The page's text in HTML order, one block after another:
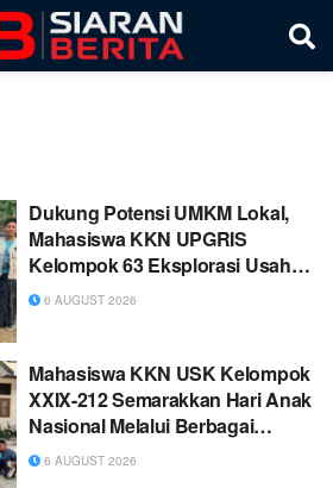
Dukung Potensi UMKM Lokal,
Mahasiswa KKN UPGRIS
Kelompok 63 Eksplorasi Usaha
Keripik Tempe Sagu “Padang
6 AUGUST 2026
Mahasiswa KKN USK Kelompok
XXIX-212 Semarakkan Hari Anak
Nasional Melalui Berbagai
Perlombaan Edukatif di Desa
6 AUGUST 2026